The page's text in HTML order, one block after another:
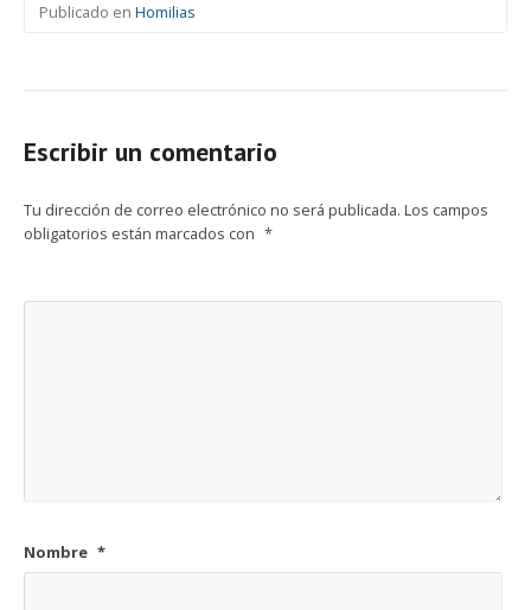
Publicado en Homilias
Escribir un comentario
Tu dirección de correo electrónico no será publicada. Los campos
obligatorios están marcados con *
Nombre *